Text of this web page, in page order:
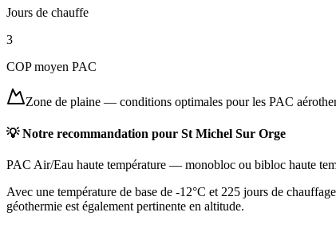
Jours de chauffe
3
COP moyen PAC
Zone de plaine — conditions optimales pour les PAC
💡 Notre recommandation pour St Michel Sur Orge
PAC Air/Eau haute température — monobloc ou bibloc haute
Avec une température de base de -12°C et 225 jours de
géothermie est également pertinente en altitude.